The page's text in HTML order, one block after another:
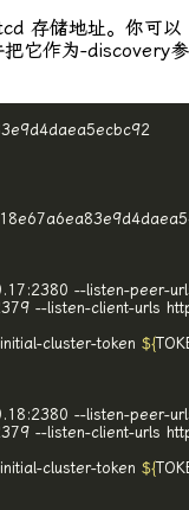
存储地址。你可以
它作为-discovery参
--listen-
--listen-client-urls
cluster-token ${
--listen-
--listen-client-urls
cluster-token ${